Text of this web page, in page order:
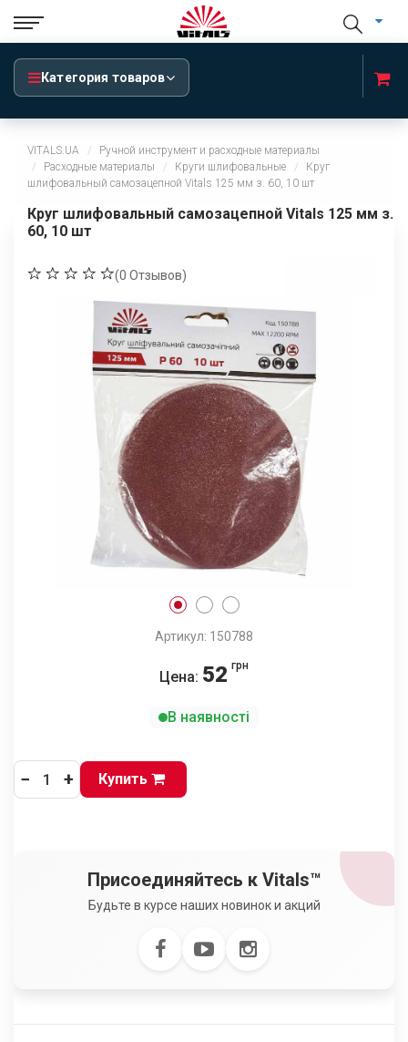
Категория товаров
VITALS.UA
Ручной инструмент и расходные материалы
Расходные материалы
Круги шлифовальные
Круг
шлифовальный самозацепной Vitals 125 мм з. 60, 10 шт
Круг шлифовальный самозацепной Vitals 125 мм з.
60, 10 шт
(0 Отзывов)
Артикул: 150788
Цена: 52 грн
В наявності
− + Купить
Присоединяйтесь к Vitals™
Будьте в курсе наших новинок и акций